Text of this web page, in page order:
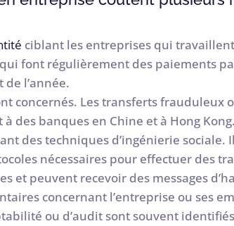
ciblant les entreprises qui
font régulièrement des paiements
l’année.
concernés. Les transferts frauduleux
des banques en Chine et à Hong
des techniques d’ingénierie sociale.
nécessaires pour effectuer des
et peuvent recevoir des messages
concernant l’entreprise ou ses
ou d’audit sont souvent